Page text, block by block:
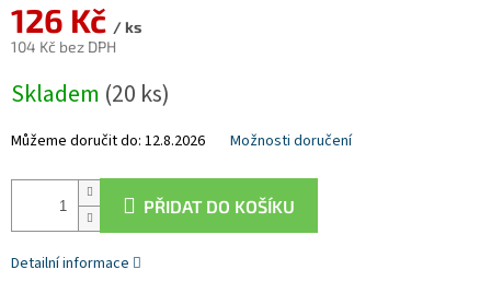
126 Kč / ks
104 Kč bez DPH
cena:
Skladem (20 ks)
Můžeme doručit do: 12.8.2026 Možnosti doručení
PŘIDAT DO KOŠÍKU
Detailní informace